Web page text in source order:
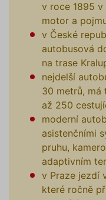
v roce 1895 v
motor a
v České
autobusová
na trase
nejdelší
30 metrů,
až 250
moderní
asistenčními
pruhu,
adaptivním
v Praze jezdí
které ročně